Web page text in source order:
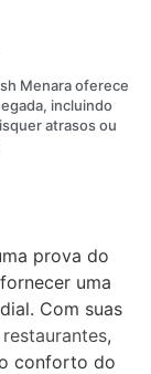
Menara oferece
incluindo
atrasos ou
prova do
uma
Com suas
,
conforto do